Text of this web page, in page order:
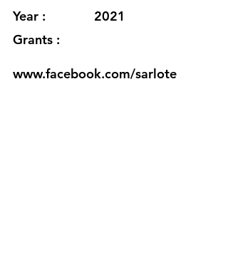
Year :
Grants :
2021
www.facebook.com/sarlote